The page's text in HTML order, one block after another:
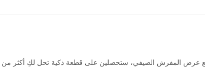
مع عرض المفرش الصيفي، ستحصلين على قطعة ذكية تحل لكِ أكثر من